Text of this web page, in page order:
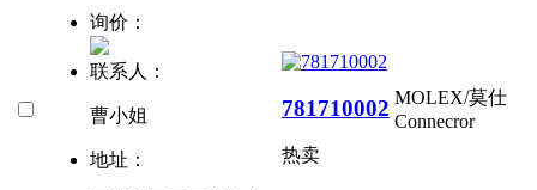
询价：
联系人：
曹小姐
地址：
781710002
热卖
MOLEX/莫仕
Connecror